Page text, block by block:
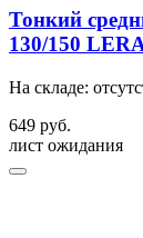
Тонкий
130/150
На складе:
649 руб.
лист ожидания